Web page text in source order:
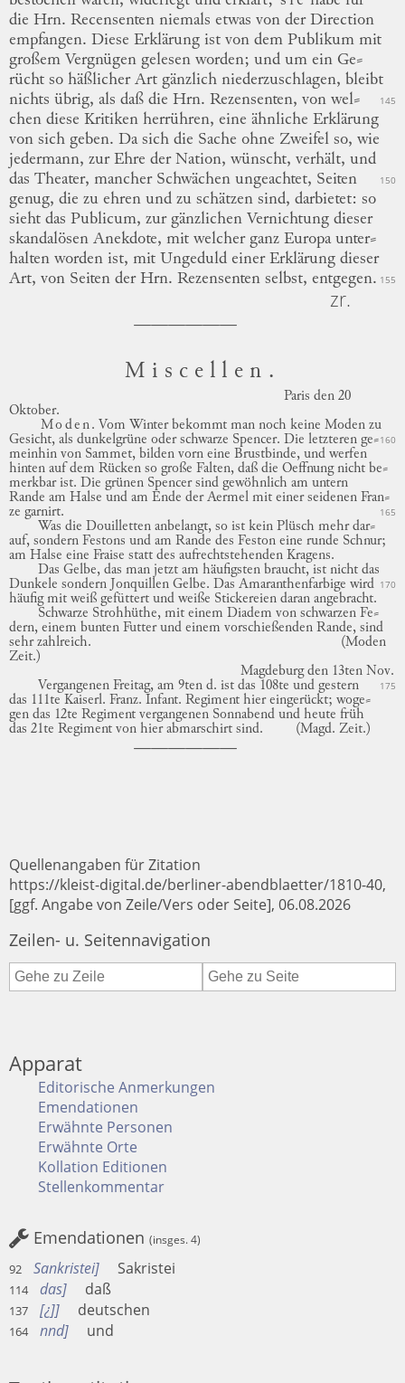
die Hrn. Recensenten niemals etwas von der Direction
empfangen. Diese Erklärung ist von dem Publikum mit
großem Vergnügen gelesen worden; und um ein Ge⸗
rücht so häßlicher Art gänzlich niederzuschlagen, bleibt
145
nichts übrig, als daß die Hrn. Rezensenten, von wel⸗
chen diese Kritiken herrühren, eine ähnliche Erklärung
von sich geben. Da sich die Sache ohne Zweifel so, wie
jedermann, zur Ehre der Nation, wünscht, verhält, und
das Theater, mancher Schwächen ungeachtet, Seiten
150
genug, die zu ehren und zu schätzen sind, darbietet: so
sieht das Publicum, zur gänzlichen Vernichtung dieser
skandalösen Anekdote, mit welcher ganz Europa unter⸗
halten worden ist, mit Ungeduld einer Erklärung dieser
Art, von Seiten der Hrn. Rezensenten selbst, entgegen. 155
zr.
Miscellen.
Paris den 20
Oktober.
Moden. Vom Winter bekommt man noch keine Moden zu
Gesicht, als dunkelgrüne oder schwarze Spencer. Die letzteren ge⸗160
meinhin von Sammet, bilden vorn eine Brustbinde, und werfen
hinten auf dem Rücken so große Falten, daß die Oeffnung nicht be⸗
merkbarist. Die grünen Spencer sind gewöhnlich am untern
Rande am Halse und am Ende der Aermel mit einer seidenen Fran⸗
ze garnirt. 165
Was die Douilletten anbelangt, so ist kein Plüsch mehrdar⸗
auf, sondern Festons und am Rande des Feston eine runde Schnur;
am Halse eine Fraise statt des aufrechtstehenden Kragens.
Das Gelbe, das man jetzt am häufigsten braucht, ist nicht das
Dunkele sondern Jonquillen Gelbe. Das Amaranthenfarbige wird 170
häufig mit weiß gefüttert und weiße Stickereien daran angebracht.
Schwarze Strohhüthe, mit einem Diadem von schwarzen Fe⸗
dern, einem bunten Futter und einem vorschießenden Rande, sind
sehr zahlreich.
(Moden
Zeit.)
Magdeburgden 13ten Nov.
175
Vergangenen Freitag, am 9ten d. ist das 108te und gestern
das 111te Kaiserl. Franz. Infant. Regiment hier eingerückt; woge⸗
gen das 12te Regiment vergangenen Sonnabend und heute früh
das 21te Regiment von hier abmarschirt sind.
(Magd. Zeit.)
Quellenangaben für Zitation
https://kleist-digital.de/berliner-abendblaetter/1810-40,
[ggf. Angabe von Zeile/Vers oder Seite], 06.08.2026
Zeilen- u. Seitennavigation
Apparat
Editorische Anmerkungen
Emendationen
Erwähnte Personen
Erwähnte Orte
Kollation Editionen
Stellenkommentar
Emendationen (insges. 4)
92 Sankristei Sakristei
114 das daß
137 [¿] deutschen
164 nnd und